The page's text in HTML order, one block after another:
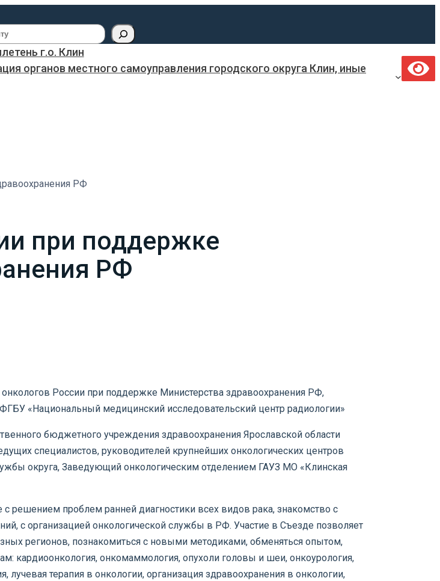
г.о. Клин
органов местного самоуправления городского округа Клин, иные
РФ
при поддержке
РФ
России при поддержке Министерства здравоохранения РФ,
«Национальный медицинский исследовательский центр радиологии»
бюджетного учреждения здравоохранения Ярославской области
специалистов, руководителей крупнейших онкологических центров
округа, Заведующий онкологическим отделением ГАУЗ МО «Клинская
решением проблем ранней диагностики всех видов рака, знакомство с
с организацией онкологической службы в РФ. Участие в Съезде позволяет
регионов, познакомиться с новыми методиками, обменяться опытом,
кардиоонкология, онкомаммология, опухоли головы и шеи, онкоурология,
терапия в онкологии, организация здравоохранения в онкологии,